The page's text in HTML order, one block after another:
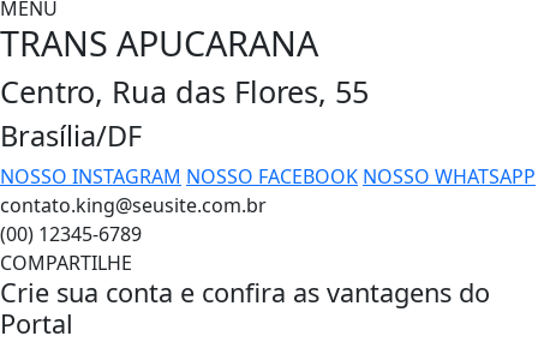
MENU
TRANS APUCARANA
Centro, Rua das Flores, 55
Brasília/DF
NOSSO INSTAGRAM NOSSO FACEBOOK NOSSO WHATSAPP
contato.king@seusite.com.br
(00) 12345-6789
COMPARTILHE
Crie sua conta e confira as vantagens do
Portal